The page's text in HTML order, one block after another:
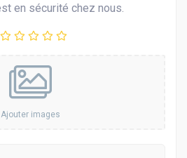
en sécurité chez nous.
Ajouter images